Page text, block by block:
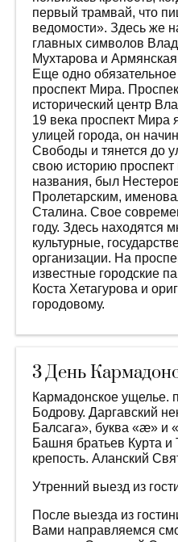
первый трамвай, что
ведомости». Здесь же
главных символов
Мухтарова и
Еще одно
проспект Мира.
исторический центр
19 века проспект Мира
улицей города, он
Свободы и тянется до
свою историю
названия, был
Пролетарским,
Сталина. Свое
году. Здесь находятся
культурные,
организации. На
известные городские
Коста Хетагурова и
городовому.
3 День
Кармадонское ущелье.
Бодрову. Даргавский
Балсага», буква «æ» и
Башня братьев Курта и
крепость. Аланский
Утренний выезд из
После выезда из
Вами направляемся